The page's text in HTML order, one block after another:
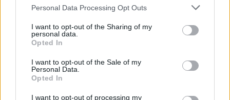
Please note that this website/app uses one or more Google
not limited to your visit or usage behaviour. You may click to
grant or deny consent to Google and its third-party tags to
use your data for below specified purposes in below Google
consent section.
Personal Data Processing Opt Outs
I want to opt-out of the Sharing of my
personal data.
Opted In
I want to opt-out of the Sale of my
Personal Data.
Opted In
I want to opt-out of processing my
τελευταία νέατης ημέρας
Πιο δημοφιλή
Πάρος: «Αν ήταν κάποιος πάνω από την